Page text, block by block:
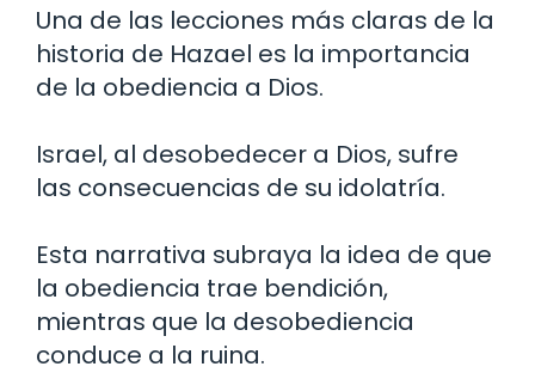
Una de las lecciones más claras de la
historia de Hazael es la importancia
de la obediencia a Dios.
Israel, al desobedecer a Dios, sufre
las consecuencias de su idolatría.
Esta narrativa subraya la idea de que
la obediencia trae bendición,
mientras que la desobediencia
conduce a la ruina.